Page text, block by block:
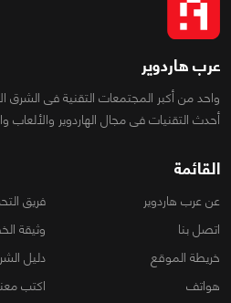
عرب هاردوير
واحد من أكبر المجتمعات التقنية فى
أحدث التقنيات فى مجال الهاردوير والألعاب
القائمة
عن عرب هاردوير
فريق
اتصل بنا
وثيقة
خريطة الموقع
دليل
هواتف
اكتب